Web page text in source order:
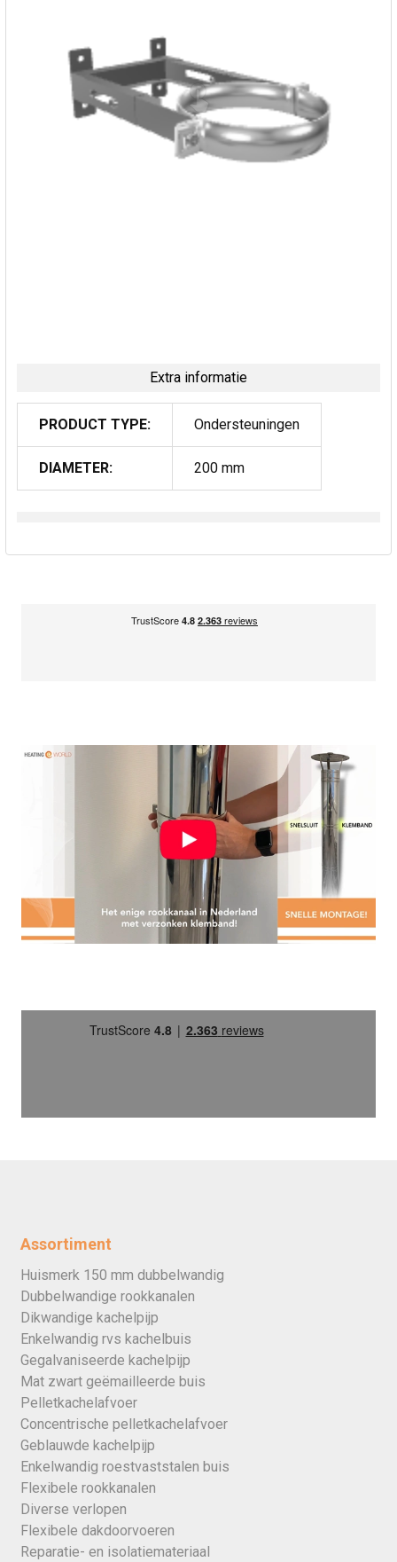
Extra informatie
PRODUCT TYPE: Ondersteuningen
DIAMETER: 200 mm
Assortiment
Huismerk 150 mm dubbelwandig
Dubbelwandige rookkanalen
Dikwandige kachelpijp
Enkelwandig rvs kachelbuis
Gegalvaniseerde kachelpijp
Mat zwart geëmailleerde buis
Pelletkachelafvoer
Concentrische pelletkachelafvoer
Geblauwde kachelpijp
Enkelwandig roestvaststalen buis
Flexibele rookkanalen
Diverse verlopen
Flexibele dakdoorvoeren
Reparatie- en isolatiemateriaal